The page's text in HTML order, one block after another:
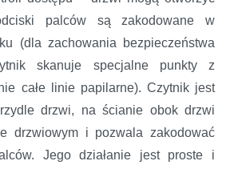
palców są zakodowane w
(dla zachowania bezpieczeństwa
skanuje specjalne punkty z
całe linie papilarne). Czytnik jest
drzwi, na ścianie obok drzwi
drzwiowym i pozwala zakodować
Jego działanie jest proste i